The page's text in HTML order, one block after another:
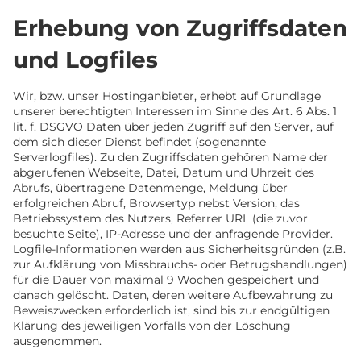
Erhebung von Zugriffsdaten
und Logfiles
Wir, bzw. unser Hostinganbieter, erhebt auf Grundlage
unserer berechtigten Interessen im Sinne des Art. 6 Abs. 1
lit. f. DSGVO Daten über jeden Zugriff auf den Server, auf
dem sich dieser Dienst befindet (sogenannte
Serverlogfiles). Zu den Zugriffsdaten gehören Name der
abgerufenen Webseite, Datei, Datum und Uhrzeit des
Abrufs, übertragene Datenmenge, Meldung über
erfolgreichen Abruf, Browsertyp nebst Version, das
Betriebssystem des Nutzers, Referrer URL (die zuvor
besuchte Seite), IP-Adresse und der anfragende Provider.
Logfile-Informationen werden aus Sicherheitsgründen (z.B.
zur Aufklärung von Missbrauchs- oder Betrugshandlungen)
für die Dauer von maximal 9 Wochen gespeichert und
danach gelöscht. Daten, deren weitere Aufbewahrung zu
Beweiszwecken erforderlich ist, sind bis zur endgültigen
Klärung des jeweiligen Vorfalls von der Löschung
ausgenommen.